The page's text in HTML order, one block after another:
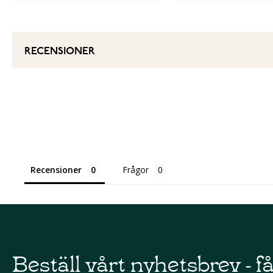
RECENSIONER
Recensioner Frågor
Beställ vårt nyhetsbrev -